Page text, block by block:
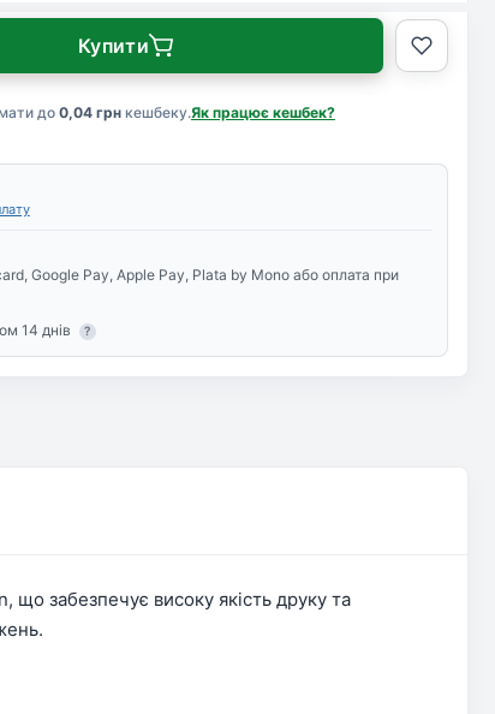
до 0,04 грнкешбеку.Як працює кешбек?
Купити
Google Pay, Apple Pay, Plata by Mono або оплата при
14 днів
?
забезпечує високу якість друку та